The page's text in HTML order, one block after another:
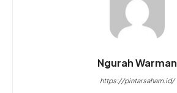
Ngurah Warman
https://pintarsaham.id/